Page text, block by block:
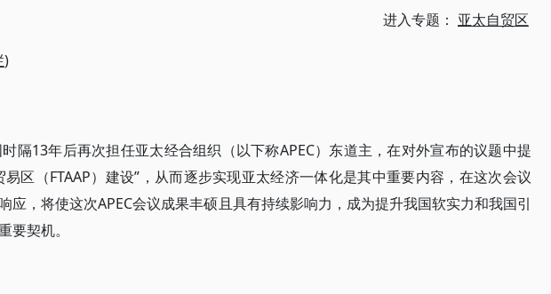
进入专题： 亚太自贸区
)
隔13年后再次担任亚太经合组织（以下称APEC）东道主，在对外宣布的议题中提
易区（FTAAP）建设”，从而逐步实现亚太经济一体化是其中重要内容，在这次会议
应，将使这次APEC会议成果丰硕且具有持续影响力，成为提升我国软实力和我国引
要契机。